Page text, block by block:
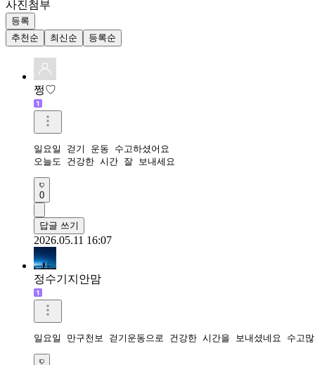
사진첨부
등록
추천순
최신순 등록순
쩡♡
일요일 걷기 운동 수고하셨어요
오늘도 건강한 시간 잘 보내세요
0
답글 쓰기
2026.05.11 16:07
정수기지안맘
일요일 만구천보 걷기운동으로 건강한 시간을 보내셨네요 수고